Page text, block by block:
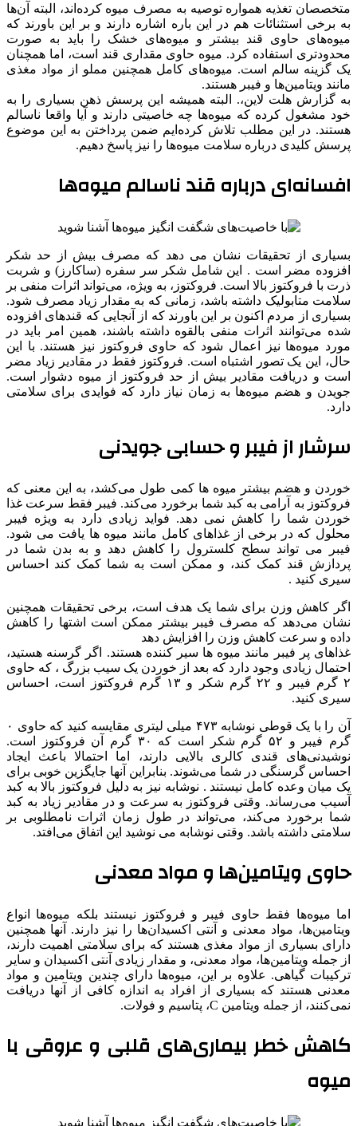
متخصصان تغذیه همواره توصیه به مصرف میوه کرده‌‍‌اند، البته آن‌ها
به برخی استثنائات هم در این باره اشاره دارند و بر این باورند که
میوه‌های حاوی قند بیشتر و میوه‌های خشک را باید به صورت
محدودتری استفاده کرد. میوه حاوی مقداری قند است، اما همچنان
یک گزینه سالم است. میوه‌های کامل همچنین مملو از مواد مغذی
مانند ویتامین‌ها و فیبر هستند.
به گزارش هلت لاین،. البته همیشه این پرسش ذهن بسیاری را به
خود مشغول کرده که میوه‌ها چه خاصیتی دارند و آیا واقعا ناسالم
هستند. در این مطلب تلاش کرده‌ایم ضمن پرداختن به این موضوع
پرسش کلیدی درباره سلامت میوه‌ها را نیز پاسخ دهیم.
افسانه‌ای درباره قند ناسالم میوه‌ها
بسیاری از تحقیقات نشان می دهد که مصرف بیش از حد شکر
افزوده مضر است . این شامل شکر سر سفره (ساکارز) و شربت
ذرت با فروکتوز بالا است. فروکتوز، به ویژه، می‌تواند اثرات منفی بر
سلامت متابولیک داشته باشد، زمانی که به مقدار زیاد مصرف شود.
بسیاری از مردم اکنون بر این باورند که از آنجایی که قندهای افزوده
شده می‌توانند اثرات منفی بالقوه داشته باشند، همین امر باید در
مورد میوه‌‍‌ها نیز اعمال شود که حاوی فروکتوز نیز هستند. با این
حال، این یک تصور اشتباه است. فروکتوز فقط در مقادیر زیاد مضر
است و دریافت مقادیر بیش از حد فروکتوز از میوه دشوار است.
جویدن و هضم میوه‌ها به زمان نیاز دارد که فوایدی برای سلامتی
دارد.
سرشار از فیبر و حسابی جویدنی
خوردن و هضم بیشتر میوه ها کمی طول می‌‎کشد، به این معنی که
فروکتوز به آرامی به کبد شما برخورد می‌کند. فیبر فقط سرعت غذا
خوردن شما را کاهش نمی دهد. فواید زیادی دارد به ویژه فیبر
محلول که در برخی از غذاهای کامل مانند میوه ها یافت می شود.
فیبر می تواند سطح کلسترول را کاهش دهد و به بدن شما در
پردازش قند کمک کند، و ممکن است به شما کمک کند احساس
سیری کنید .
اگر کاهش وزن برای شما یک هدف است، برخی تحقیقات همچنین
نشان می‌دهد که مصرف فیبر بیشتر ممکن است اشتها را کاهش
داده و سرعت کاهش وزن را افزایش دهد
غذاهای پر فیبر مانند میوه ها سیر کننده هستند. اگر گرسنه هستید،
احتمال زیادی وجود دارد که بعد از خوردن یک سیب بزرگ ، که حاوی
۲ گرم فیبر و ۲۲ گرم شکر و ۱۳ گرم فروکتوز است، احساس
سیری کنید.
آن را با یک قوطی نوشابه ۴۷۳ میلی لیتری مقایسه کنید که حاوی ۰
گرم فیبر و ۵۲ گرم شکر است که ۳۰ گرم آن فروکتوز است.
نوشیدنی‌های قندی کالری بالایی دارند، اما احتمالا باعث ایجاد
احساس گرسنگی در شما می‌شوند. بنابراین آنها جایگزین خوبی برای
یک میان وعده کامل نیستند . نوشابه نیز به دلیل فروکتوز بالا به کبد
آسیب می‌رساند. وقتی فروکتوز به سرعت و در مقادیر زیاد به کبد
شما برخورد می‌کند، می‌تواند در طول زمان اثرات نامطلوبی بر
سلامتی داشته باشد. وقتی نوشابه می نوشید این اتفاق می‌افتد.
حاوی ویتامین‌ها و مواد معدنی
اما میوه‌ها فقط حاوی فیبر و فروکتوز نیستند بلکه میوه‌ها انواع
ویتامین‌ها، مواد معدنی و آنتی اکسیدان‌ها را نیز دارند. آنها همچنین
دارای بسیاری از مواد مغذی هستند که برای سلامتی اهمیت دارند،
از جمله ویتامین‌ها، مواد معدنی، و مقدار زیادی آنتی اکسیدان و سایر
ترکیبات گیاهی. علاوه بر این، میوه‌ها دارای چندین ویتامین و مواد
معدنی هستند که بسیاری از افراد به اندازه کافی از آنها دریافت
نمی‌کنند، از جمله ویتامین C، پتاسیم و فولات.
کاهش خطر بیماری‌های قلبی و عروقی با
میوه